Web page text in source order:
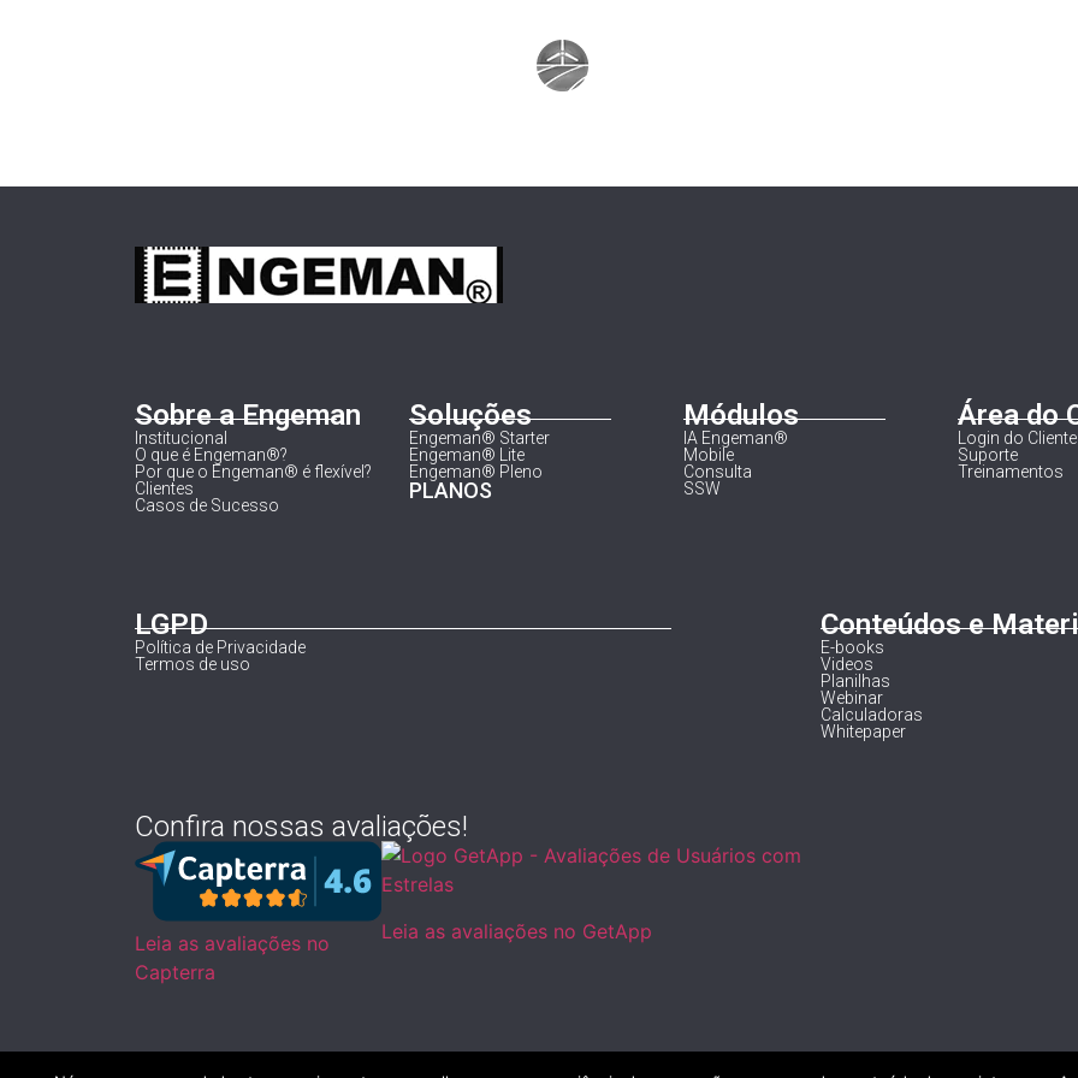
Sobre a Engeman
Institucional
O que é Engeman®?
Por que o Engeman® é flexível?
Clientes
Casos de Sucesso
Soluções
Engeman® Starter
Engeman® Lite
Engeman® Pleno
PLANOS
Módulos
IA Engeman®
Mobile
Consulta
SSW
Área do
Login do Cliente
Suporte
Treinamentos
LGPD
Política de Privacidade
Termos de uso
Conteúdos e
E-books
Videos
Planilhas
Webinar
Calculadoras
Whitepaper
Confira nossas avaliações!
Leia as avaliações no
Capterra
Leia as avaliações no GetApp